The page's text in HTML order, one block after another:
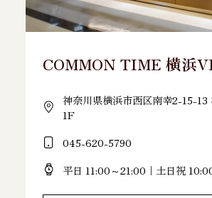
COMMON TIME 横浜
神奈川県横浜市西区南幸2-15-
1F
045-620-5790
平日 11:00～21:00｜土日祝